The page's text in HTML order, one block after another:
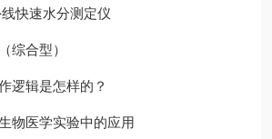
快速水分测定仪
综合型）
逻辑是怎样的？
物医学实验中的应用